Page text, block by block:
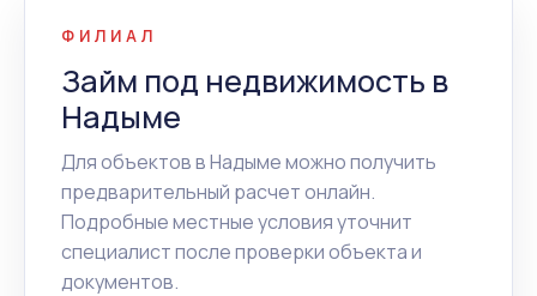
ФИЛИАЛ
Займ под недвижимость в
Надыме
Для объектов в Надыме можно получить
предварительный расчет онлайн.
Подробные местные условия уточнит
специалист после проверки объекта и
документов.